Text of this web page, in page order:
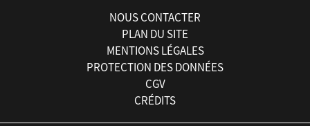
NOUS CONTACTER
PLAN DU SITE
MENTIONS LÉGALES
PROTECTION DES DONNÉES
CGV
CRÉDITS